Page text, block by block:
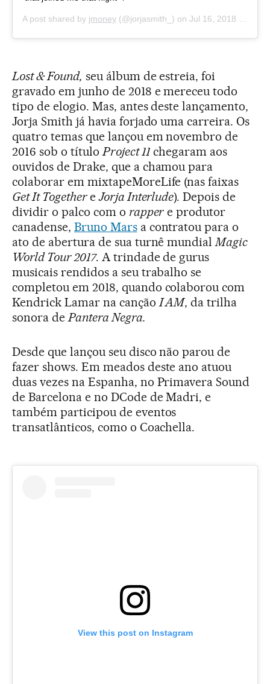
A post shared by jmoney (@jorjasmith_) on Jul 16, 2018 at 2:00pm PDT
Lost & Found, seu álbum de estreia, foi
gravado em junho de 2018 e mereceu todo
tipo de elogio. Mas, antes deste lançamento,
Jorja Smith já havia forjado uma carreira. Os
quatro temas que lançou em novembro de
2016 sob o títuloProject 11 chegaram aos
ouvidos de Drake, que a chamou para
colaborar em mixtapeMoreLife (nas faixas
Get It TogethereJorja Interlude). Depois de
dividir o palco com o rapper e produtor
canadense, Bruno Marsa contratou para o
ato de abertura de sua turnê mundialMagic
World Tour 2017. A trindade de gurus
musicais rendidos a seu trabalho se
completou em 2018, quando colaborou com
Kendrick Lamar na cançãoI AM, da trilha
sonora dePantera Negra.
Desde que lançou seu disco não parou de
fazer shows. Em meados deste ano atuou
duas vezes na Espanha, no Primavera Sound
de Barcelona e no DCode de Madri, e
também participou de eventos
transatlânticos, como o Coachella.
View this post on Instagram